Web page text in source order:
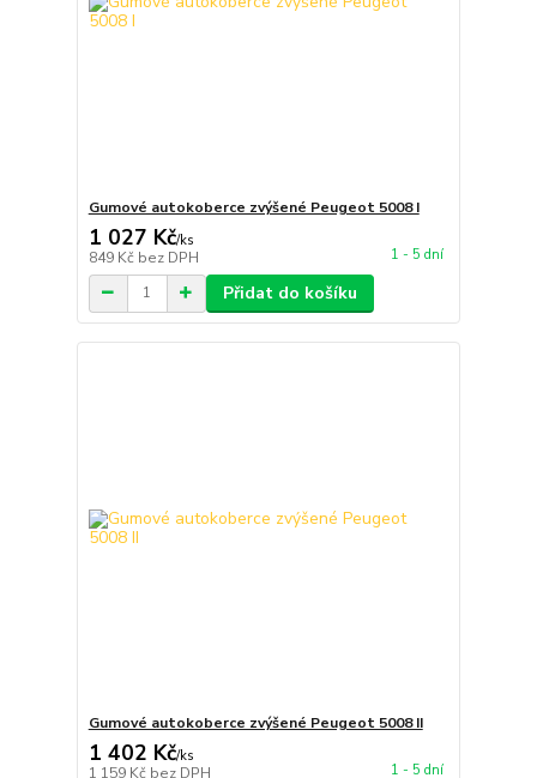
Gumové autokoberce zvýšené Peugeot 5008 I
1 027 Kč/ks
849 Kč bez DPH 1 - 5 dní
Přidat do košíku
Gumové autokoberce zvýšené Peugeot 5008 II
1 402 Kč/ks
1 159 Kč bez DPH 1 - 5 dní